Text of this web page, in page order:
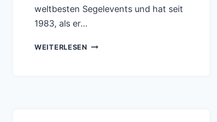
weltbesten Segelevents und hat seit
1983, als er…
WEITERLESEN AMERICA’S